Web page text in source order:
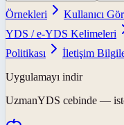
Örnekleri
Kullanıcı
YDS / e-YDS Kelimeleri
Politikası
İletişim
Uygulamayı indir
UzmanYDS cebinde —